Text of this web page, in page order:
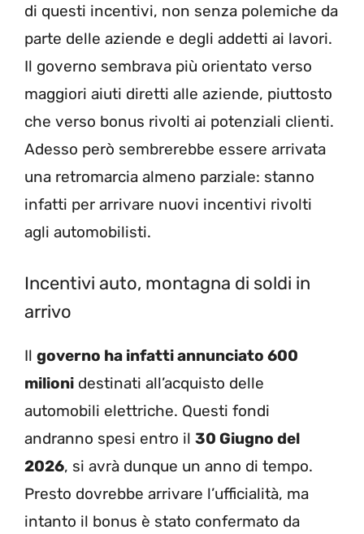
di questi incentivi, non senza polemiche da
parte delle aziende e degli addetti ai lavori.
Il governo sembrava più orientato verso
maggiori aiuti diretti alle aziende, piuttosto
che verso bonus rivolti ai potenziali clienti.
Adesso però sembrerebbe essere arrivata
una retromarcia almeno parziale: stanno
infatti per arrivare nuovi incentivi rivolti
agli automobilisti.
Incentivi auto, montagna di soldi in
arrivo
Il governo ha infatti annunciato 600
milioni destinati all’acquisto delle
automobili elettriche. Questi fondi
andranno spesi entro il 30 Giugno del
2026, si avrà dunque un anno di tempo.
Presto dovrebbe arrivare l’ufficialità, ma
intanto il bonus è stato confermato da